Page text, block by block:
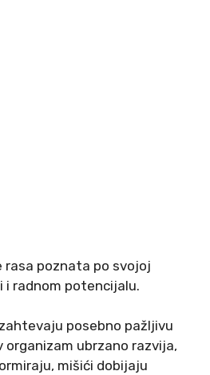
rasa poznata po svojoj
i radnom potencijalu.
posebno pažljivu
organizam ubrzano razvija,
mišići dobijaju